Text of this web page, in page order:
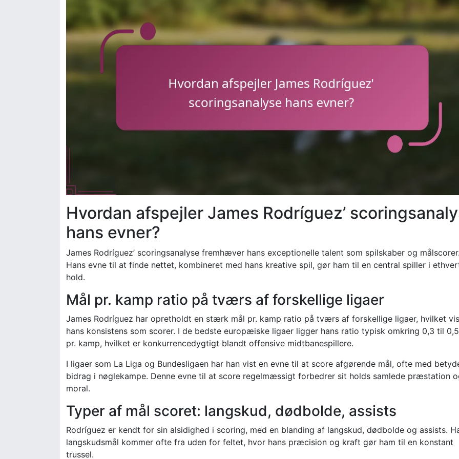
Hvordan afspejler James Rodríguez’
hans evner?
James Rodríguez’ scoringsanalyse fremhæver hans exceptionelle talent som spilskaber og
Hans evne til at finde nettet, kombineret med hans kreative spil, gør ham til en central spiller i
hold.
Mål pr. kamp ratio på tværs af forskellige ligaer
James Rodríguez har opretholdt en stærk mål pr. kamp ratio på tværs af forskellige ligaer, hvilket
hans konsistens som scorer. I de bedste europæiske ligaer ligger hans ratio typisk omkring 0,3 til
pr. kamp, hvilket er konkurrencedygtigt blandt offensive midtbanespillere.
I ligaer som La Liga og Bundesligaen har han vist en evne til at score afgørende mål, ofte med
bidrag i nøglekampe. Denne evne til at score regelmæssigt forbedrer sit holds samlede præstation
moral.
Typer af mål scoret: langskud, dødbolde, assists
Rodríguez er kendt for sin alsidighed i scoring, med en blanding af langskud, dødbolde og assists.
langskudsmål kommer ofte fra uden for feltet, hvor hans præcision og kraft gør ham til en konstant
trussel.